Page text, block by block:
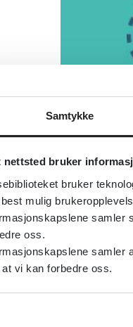
Samtykke
nettsted bruker
bruker
mulig
samler
oss.
samler
vi kan forbedre oss.
Publisert 04.